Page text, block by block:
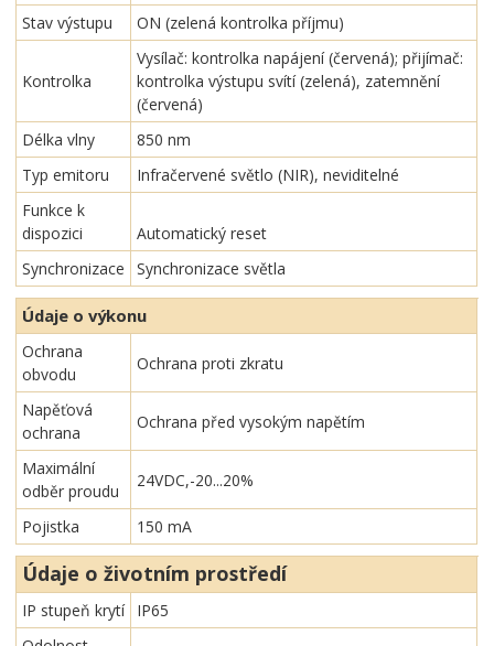
Stav výstupu
ON (zelená kontrolka příjmu)
Kontrolka
Vysílač: kontrolka napájení (červená); přijímač:
kontrolka výstupu svítí (zelená), zatemnění
(červená)
Délka vlny
850 nm
Typ emitoru
Infračervené světlo (NIR), neviditelné
Funkce k
dispozici
Automatický reset
Synchronizace
Synchronizace světla
Údaje o výkonu
Ochrana
obvodu
Ochrana proti zkratu
Napěťová
ochrana
Ochrana před vysokým napětím
Maximální
odběr proudu
24VDC,-20...20%
Pojistka 150 mA
Údaje o životním prostředí
IP stupeň krytí
IP65